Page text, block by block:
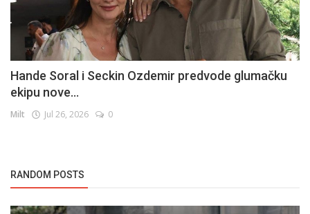
Hande Soral i Seckin Ozdemir predvode glumačku
ekipu nove...
Milt Jul 26, 2026 0
RANDOM POSTS